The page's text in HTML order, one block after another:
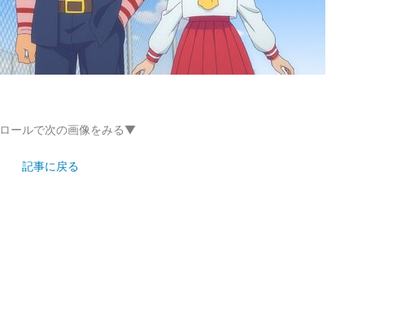
ールで次の画像をみる▼
記事に戻る